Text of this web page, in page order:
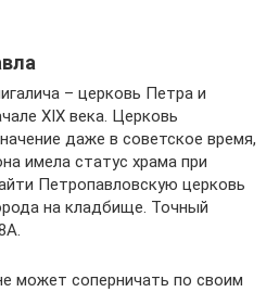
– церковь Петра и
XIX века. Церковь
даже в советское время,
имела статус храма при
Петропавловскую церковь
на кладбище. Точный
может соперничать по своим